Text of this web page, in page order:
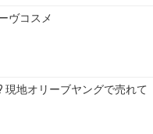
ヴコスメ
現地オリーブヤングで売れて